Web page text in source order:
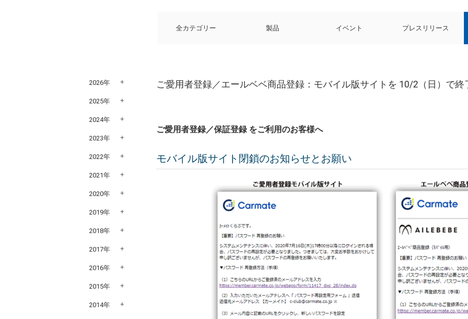
全カテゴリー 製品 イベント プレスリリース
ご愛用者登録／エールベベ商品登録：モバイル版サイトを 10/2（日）で終
ご愛用者登録／保証登録 をご利用のお客様へ
モバイル版サイト閉鎖のお知らせとお願い
2026年
2025年
2024年
2023年
2022年
2021年
2020年
2019年
2018年
2017年
2016年
2015年
2014年